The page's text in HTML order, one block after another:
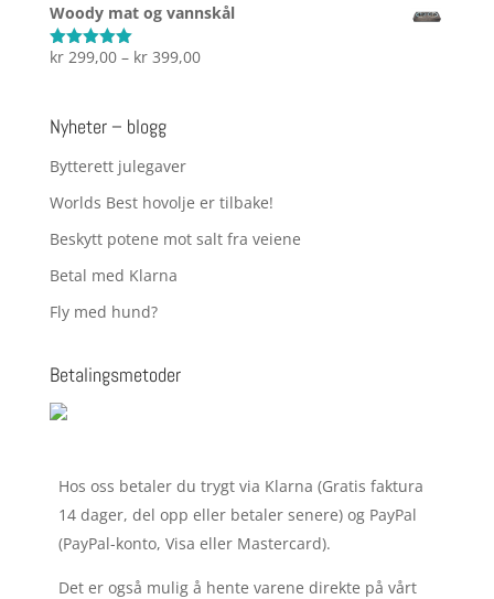
var:
kr 599,00.kr 399,00.
Woody mat og vannskål
Vurdert5.00
kr299,00 – kr399,00Prisområde:
Nyheter – blogg
Bytterett julegaver
Worlds Best hovolje er tilbake!
Beskytt potene mot salt fra veiene
Betal med Klarna
Fly med hund?
Betalingsmetoder
Hos oss betaler du trygt via Klarna (Gratis faktura
14 dager, del opp eller betaler senere) og PayPal
(PayPal-konto, Visa eller Mastercard).
Det er også mulig å hente varene direkte på vårt